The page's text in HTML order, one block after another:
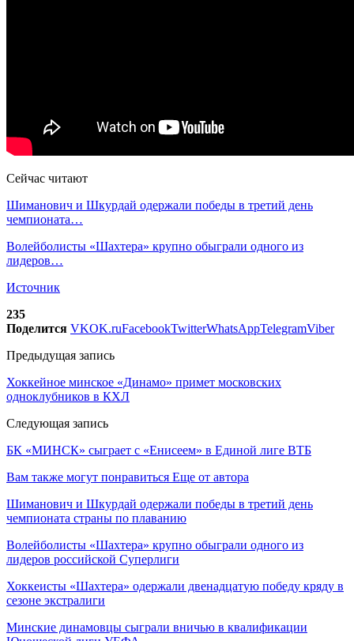
Сейчас читают
Шиманович и Шкурдай одержали победы в третий день
чемпионата…
Волейболисты «Шахтера» крупно обыграли одного из
лидеров…
Источник
235
Поделится VKOK.ruFacebookTwitterWhatsAppTelegramViber
Предыдущая запись
Хоккейное минское «Динамо» примет московских
одноклубников в КХЛ
Следующая запись
БК «МИНСК» сыграет с «Енисеем» в Единой лиге ВТБ
Вам также могут понравиться Еще от автора
Шиманович и Шкурдай одержали победы в третий день
чемпионата страны по плаванию
Волейболисты «Шахтера» крупно обыграли одного из
лидеров российской Суперлиги
Хоккеисты «Шахтера» одержали двенадцатую победу кряду в
сезоне экстралиги
Минские динамовцы сыграли вничью в квалификации